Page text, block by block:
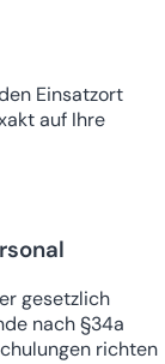
Einsatzort
auf Ihre
gesetzlich
nach §34a
richten